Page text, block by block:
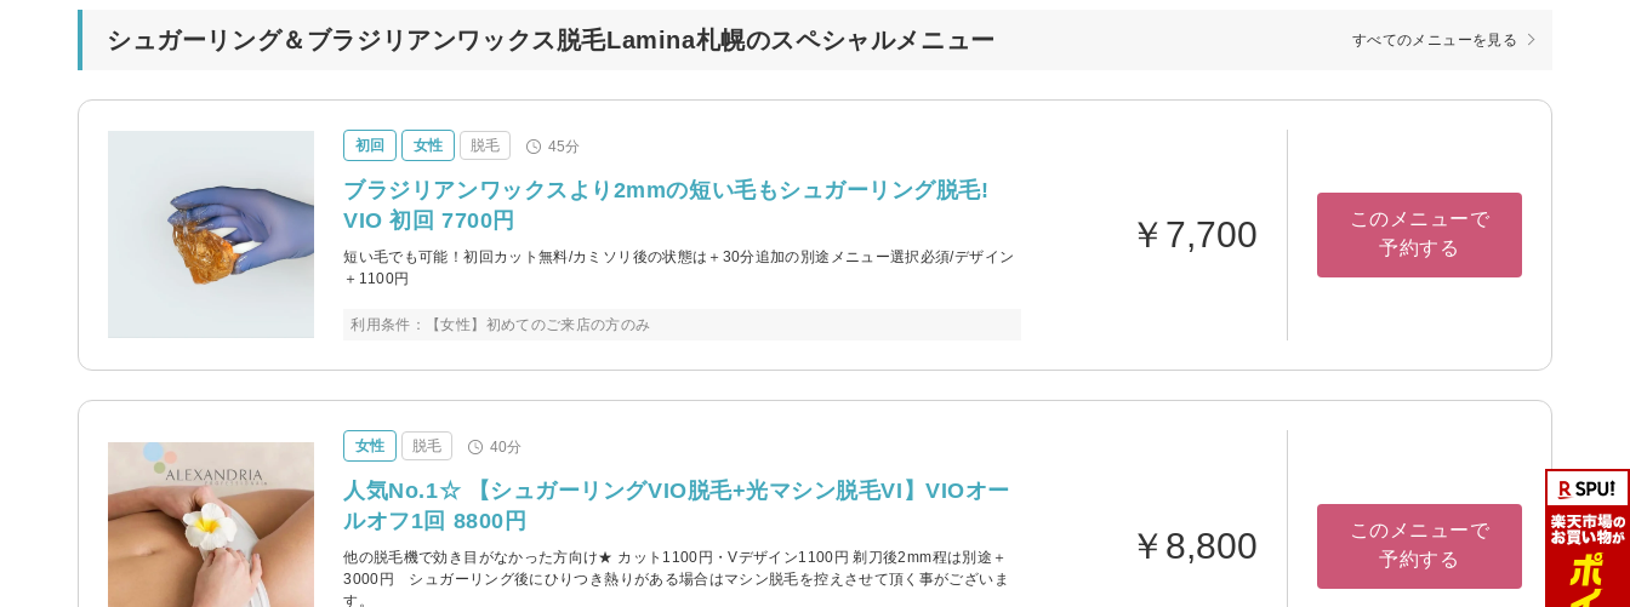
シュガーリング＆ブラジリアンワックス脱毛Lamina札幌のスペシャルメニュー すべてのメニューを見る
初回 女性 脱毛 45分
ブラジリアンワックスより2mmの短い毛もシュガーリング脱毛!
VIO 初回 7700円
短い毛でも可能！初回カット無料/カミソリ後の状態は＋30分追加の別途メニュー選択必須/デザイン
＋1100円
利用条件：【女性】初めてのご来店の方のみ
￥7,700
このメニューで
予約する
女性 脱毛 40分
人気No.1☆ 【シュガーリングVIO脱毛+光マシン脱毛VI】VIOオー
ルオフ1回 8800円
他の脱毛機で効き目がなかった方向け★ カット1100円・Vデザイン1100円 剃刀後2mm程は別途＋
3000円 シュガーリング後にひりつき熱りがある場合はマシン脱毛を控えさせて頂く事がございま
す。
￥8,800
このメニューで
予約する